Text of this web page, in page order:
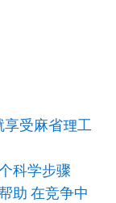
享受麻省理工
科学步骤
助 在竞争中